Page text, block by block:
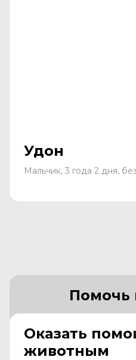
Удон
Мальчик, 3 года 2 дня,
Оказать
животным
Помочь